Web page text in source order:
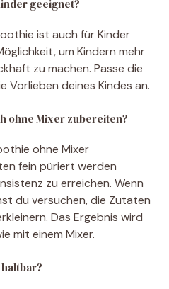
geeignet?
ist auch für Kinder
um Kindern mehr
zu machen. Passe die
Vorlieben deines Kindes an.
ohne Mixer zubereiten?
ohne Mixer
fein püriert werden
zu erreichen. Wenn
du versuchen, die Zutaten
Das Ergebnis wird
mit einem Mixer.